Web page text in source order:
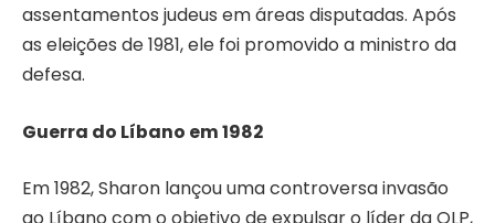
assentamentos judeus em áreas disputadas. Após
as eleições de 1981, ele foi promovido a ministro da
defesa.
Guerra do Líbano em 1982
Em 1982, Sharon lançou uma controversa invasão